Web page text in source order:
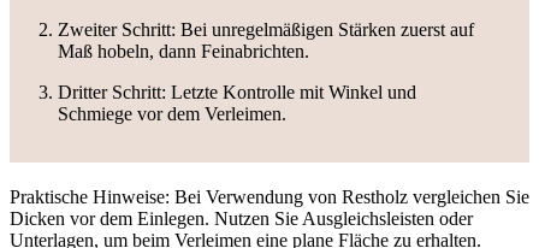
Zweiter Schritt: Bei unregelmäßigen Stärken zuerst auf
Maß hobeln, dann Feinabrichten.
Dritter Schritt: Letzte Kontrolle mit Winkel und
Schmiege vor dem Verleimen.
Praktische Hinweise: Bei Verwendung von Restholz vergleichen Sie
Dicken vor dem Einlegen. Nutzen Sie Ausgleichsleisten oder
Unterlagen, um beim Verleimen eine plane Fläche zu erhalten.